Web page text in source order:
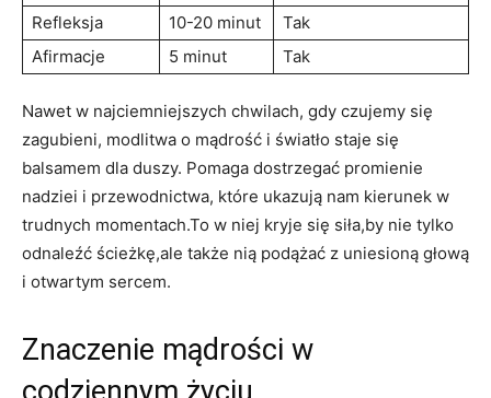
Refleksja
10-20 minut
Tak
Afirmacje
5 minut Tak
Nawet w najciemniejszych chwilach, gdy czujemy się
zagubieni, ‌modlitwa o mądrość i światło staje się
balsamem dla duszy. Pomaga dostrzegać promienie
nadziei i przewodnictwa, które ukazują nam kierunek w
trudnych momentach.To w niej kryje się siła,by nie tylko
odnaleźć ścieżkę,ale także nią podążać z uniesioną⁤ głową
i otwartym ⁢sercem.
Znaczenie mądrości w